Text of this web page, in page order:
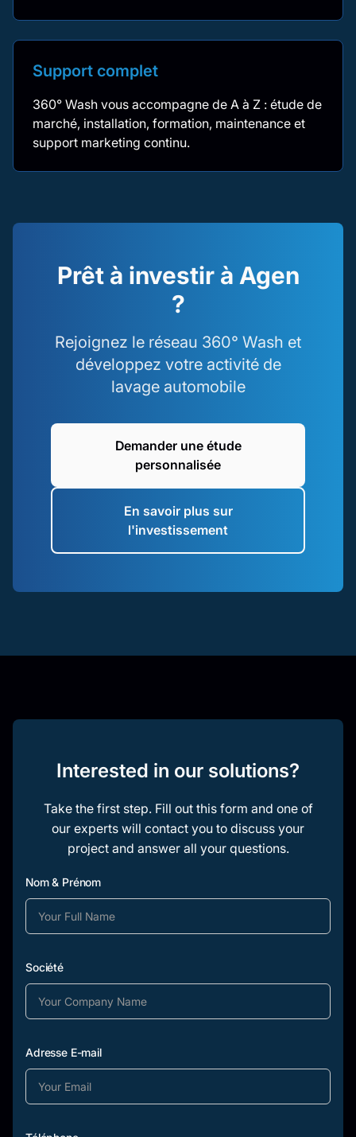
Support complet
360° Wash vous accompagne de A à Z : étude de
marché, installation, formation, maintenance et
support marketing continu.
Prêt à investir à Agen
?
Rejoignez le réseau 360° Wash et
développez votre activité de
lavage automobile
Demander une étude
personnalisée
En savoir plus sur
l'investissement
Interested in our solutions?
Take the first step. Fill out this form and one of
our experts will contact you to discuss your
project and answer all your questions.
Nom & Prénom
Société
Adresse E-mail